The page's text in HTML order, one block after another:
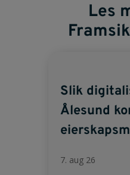
Les
Slik
Ålesund
7. aug 26